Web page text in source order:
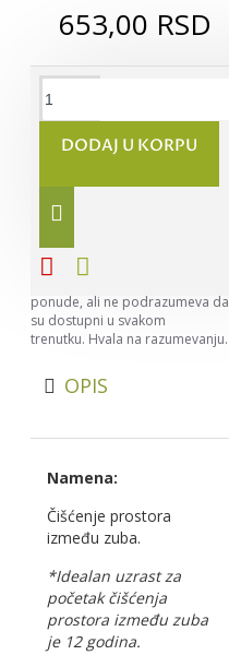
653,00 RSD
DODAJ U KORPU
Napomena:Nastojimo da
budemo što precizniji u opisu
garantujemo da su svi opisi
kompletni i bez greške. Svi artikli
ponude, ali ne podrazumeva da
su dostupni u svakom
trenutku. Hvala na razumevanju.
OPIS
Namena:
Čišćenje prostora
između zuba.
*Idealan uzrast za
početak čišćenja
prostora između zuba
je 12 godina.